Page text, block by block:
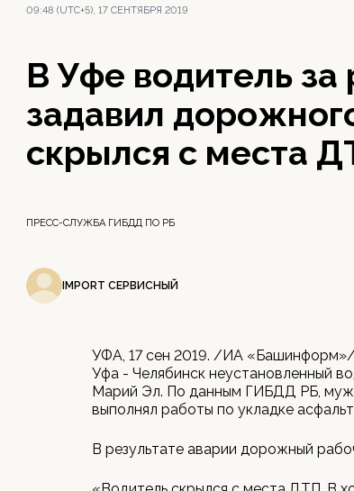
09:48 (UTC+5), 17 СЕНТЯБРЯ 2019
В Уфе водитель
задавил
скрылся с места
ПРЕСС-СЛУЖБА ГИБДД ПО РБ
IMPORT СЕРВИСНЫЙ
УФА, 17 сен 2019. /ИА
Уфа - Челябинск неустановленный
Марий Эл. По данным ГИБДД РБ,
выполнял работы по укладке
В результате аварии дорожный